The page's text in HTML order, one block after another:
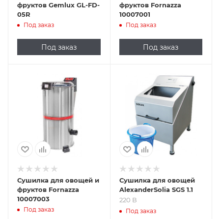
фруктов Gemlux GL-FD-
05R
Под заказ
Под заказ
фруктов Fornazza
10007001
Под заказ
Под заказ
Сушилка для овощей и
фруктов Fornazza
10007003
Под заказ
Подпись к товару
Сушилка для овощей
AlexanderSolia SGS 1.1
220 В
Под заказ